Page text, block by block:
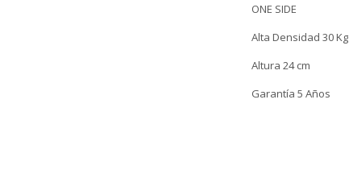
ONE SIDE
Alta Densidad 30 Kg
Altura 24 cm
Garantía 5 Años